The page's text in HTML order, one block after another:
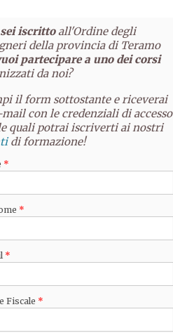
iscrittoall'Ordine degli
della provincia di Teramo
partecipare a uno dei corsi
da noi?
il form sottostante e riceverai
con le credenziali di accesso
quali potrai iscriverti ai nostri
di formazione!
*
*
*
Fiscale *